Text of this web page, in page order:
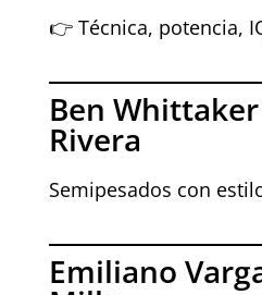
👉 Técnica, potencia,
Ben
Rivera
Semipesados con
Emiliano